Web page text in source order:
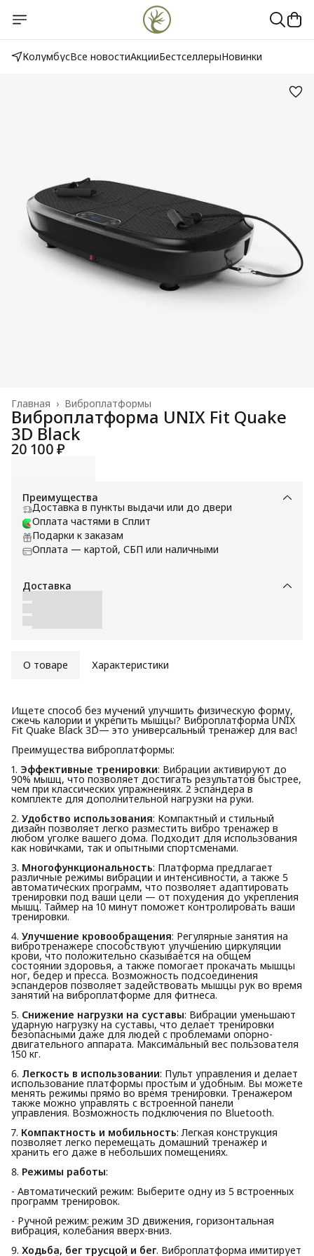
КолумбусВсе новостиАкцииБестселлерыНовинки
Виброплатформы
Главная ›
Виброплатформа UNIX Fit Quake
3D Black
20 100 ₽
Преимущества
Доставка в пункты выдачи или до двери
Оплата частями в Сплит
Подарки к заказам
Оплата — картой, СБП или наличными
Доставка
О товаре Характеристики
Ищете способ без мучений улучшить физическую форму,
сжечь калории и укрепить мышцы? Виброплатформа UNIX
Fit Quake Black 3D— это универсальный тренажер для вас!
Преимущества виброплатформы:
1. Эффективные тренировки: Вибрации активируют до
90% мышц, что позволяет достигать результатов быстрее,
чем при классических упражнениях. 2 эспандера в
комплекте для дополнительной нагрузки на руки.
2. Удобство использования: Компактный и стильный
дизайн позволяет легко разместить вибро тренажер в
любом уголке вашего дома. Подходит для использования
как новичками, так и опытными спортсменами.
3. Многофункциональность: Платформа предлагает
различные режимы вибрации и интенсивности, а также 5
автоматических программ, что позволяет адаптировать
тренировки под ваши цели — от похудения до укрепления
мышц. Таймер на 10 минут поможет контролировать ваши
тренировки.
4. Улучшение кровообращения: Регулярные занятия на
вибротренажере способствуют улучшению циркуляции
крови, что положительно сказывается на общем
состоянии здоровья, а также помогает прокачать мышцы
ног, бедер и пресса. Возможность подсоединения
эспандеров позволяет задействовать мышцы рук во время
занятий на виброплатформе для фитнеса.
5. Снижение нагрузки на суставы: Вибрации уменьшают
ударную нагрузку на суставы, что делает тренировки
безопасными даже для людей с проблемами опорно-
двигательного аппарата. Максимальный вес пользователя
150 кг.
6. Легкость в использовании: Пульт управления и делает
использование платформы простым и удобным. Вы можете
менять режимы прямо во время тренировки. Тренажером
также можно управлять с встроенной панели
управления. Возможность подключения по Bluetooth.
7. Компактность и мобильность: Легкая конструкция
позволяет легко перемещать домашний тренажер и
хранить его даже в небольших помещениях.
8. Режимы работы:
- Автоматический режим: Выберите одну из 5 встроенных
программ тренировок.
- Ручной режим: режим 3D движения, горизонтальная
вибрация, колебания вверх-вниз.
9. Ходьба, бег трусцой и бег. Виброплатформа имитирует